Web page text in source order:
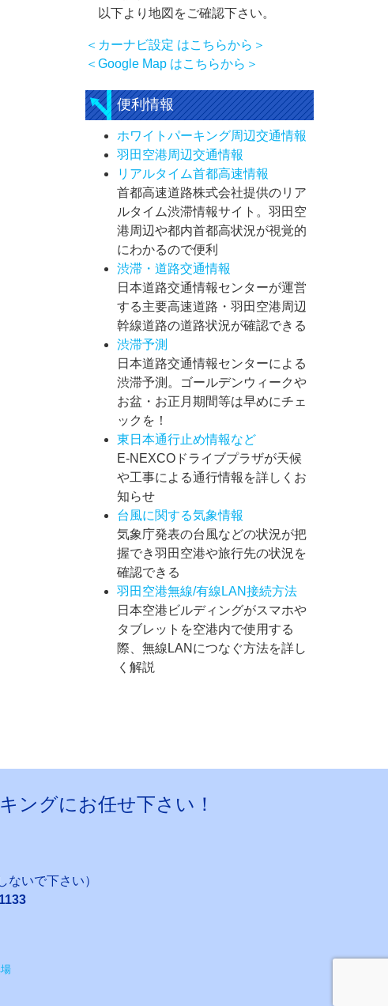
以下より地図をご確認下さい。
＜カーナビ設定 はこちらから＞
＜Google Map はこちらから＞
便利情報
ホワイトパーキング周辺交通情報
羽田空港周辺交通情報
リアルタイム首都高速情報
首都高速道路株式会社提供のリア
ルタイム渋滞情報サイト。羽田空
港周辺や都内首都高状況が視覚的
にわかるので便利
渋滞・道路交通情報
日本道路交通情報センターが運営
する主要高速道路・羽田空港周辺
幹線道路の道路状況が確認できる
渋滞予測
日本道路交通情報センターによる
渋滞予測。ゴールデンウィークや
お盆・お正月期間等は早めにチェ
ックを！
東日本通行止め情報など
E-NEXCOドライブプラザが天候
や工事による通行情報を詳しくお
知らせ
台風に関する気象情報
気象庁発表の台風などの状況が把
握でき羽田空港や旅行先の状況を
確認できる
羽田空港無線/有線LAN接続方法
日本空港ビルディングがスマホや
タブレットを空港内で使用する
際、無線LANにつなぐ方法を詳し
く解説
ングにお任せ下さい！
いで下さい）